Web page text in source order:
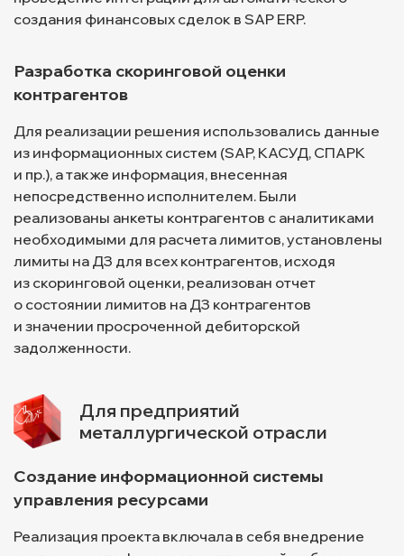
создания финансовых сделок в SAP ERP.
Разработка скоринговой оценки
контрагентов
Для реализации решения использовались данные
из информационных систем (SAP, КАСУД, СПАРК
и пр.), а также информация, внесенная
непосредственно исполнителем. Были
реализованы анкеты контрагентов с аналитиками
необходимыми для расчета лимитов, установлены
лимиты на ДЗ для всех контрагентов, исходя
из скоринговой оценки, реализован отчет
о состоянии лимитов на ДЗ контрагентов
и значении просроченной дебиторской
задолженности.
Для предприятий
металлургической отрасли
Создание информационной системы
управления ресурсами
Реализация проекта включала в себя внедрение